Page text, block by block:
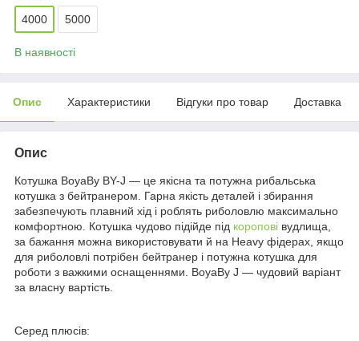
4000 5000
В наявності
Опис Характеристики Відгуки про товар Доставка
Опис
Котушка BoyaBy BY-J — це якісна та потужна рибальська
котушка з бейтранером. Гарна якість деталей і збирання
забезпечують плавний хід і роблять риболовлю максимально
комфортною. Котушка чудово підійде під коропові вудлища,
за бажання можна використовувати й на Heavy фідерах, якщо
для риболовлі потрібен бейтранер і потужна котушка для
роботи з важкими оснащеннями. BoyaBy J — чудовий варіант
за власну вартість.
Серед плюсів: